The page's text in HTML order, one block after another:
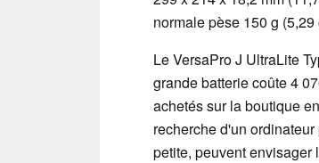
normale pèse 150 g
Le VersaPro J UltraLite
grande batterie coûte 4
achetés sur la boutique
recherche d'un
petite, peuvent envisager